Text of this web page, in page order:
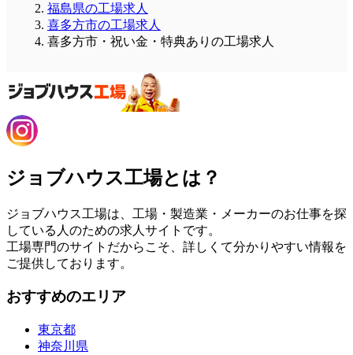
福島県の工場求人
喜多方市の工場求人
喜多方市・祝い金・特典ありの工場求人
ジョブハウス工場とは？
ジョブハウス工場は、工場・製造業・メーカーのお仕事を探
している人のための求人サイトです。
工場専門のサイトだからこそ、詳しくて分かりやすい情報を
ご提供しております。
おすすめのエリア
東京都
神奈川県